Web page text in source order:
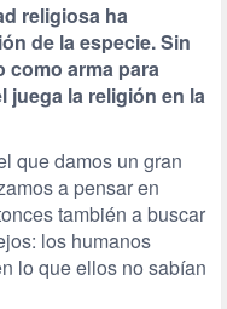
religiosa ha
de la especie. Sin
como arma para
juega la religión en la
que damos un gran
a pensar en
también a buscar
los humanos
lo que ellos no sabían